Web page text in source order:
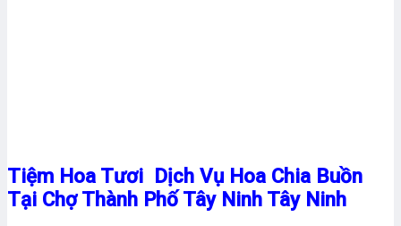
Tiệm Hoa Tươi Dịch Vụ Hoa Chia Buồn
Tại Chợ Thành Phố Tây Ninh Tây Ninh